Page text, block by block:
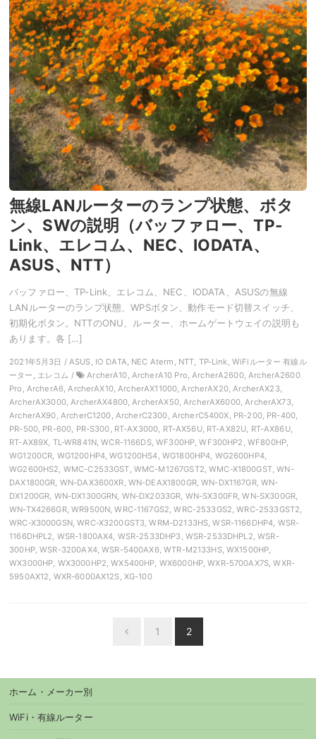
無線LANルーターのランプ状態、ボタ
ン、SWの説明（バッファロー、TP-
Link、エレコム、NEC、IODATA、
ASUS、NTT）
バッファロー、TP-Link、エレコム、NEC、IODATA、ASUSの無線
LANルーターのランプ状態、WPSボタン、動作モード切替スイッチ、
初期化ボタン。NTTのONU、ルーター、ホームゲートウェイの説明も
あります。各 […]
2021年5月3日 / ASUS, IO DATA, NEC Aterm, NTT, TP-Link, WiFiルーター 有線ル
ーター, エレコム /
ArcherA10, ArcherA10 Pro, ArcherA2600, ArcherA2600
Pro, ArcherA6, ArcherAX10, ArcherAX11000, ArcherAX20, ArcherAX23,
ArcherAX3000, ArcherAX4800, ArcherAX50, ArcherAX6000, ArcherAX73,
ArcherAX90, ArcherC1200, ArcherC2300, ArcherC5400X, PR-200, PR-400,
PR-500, PR-600, PR-S300, RT-AX3000, RT-AX56U, RT-AX82U, RT-AX86U,
RT-AX89X, TL-WR841N, WCR-1166DS, WF300HP, WF300HP2, WF800HP,
WG1200CR, WG1200HP4, WG1200HS4, WG1800HP4, WG2600HP4,
WG2600HS2, WMC-C2533GST, WMC-M1267GST2, WMC-X1800GST, WN-
DAX1800GR, WN-DAX3600XR, WN-DEAX1800GR, WN-DX1167GR, WN-
DX1200GR, WN-DX1300GRN, WN-DX2033GR, WN-SX300FR, WN-SX300GR,
WN-TX4266GR, WR9500N, WRC-1167GS2, WRC-2533GS2, WRC-2533GST2,
WRC-X3000GSN, WRC-X3200GST3, WRM-D2133HS, WSR-1166DHP4, WSR-
1166DHPL2, WSR-1800AX4, WSR-2533DHP3, WSR-2533DHPL2, WSR-
300HP, WSR-3200AX4, WSR-5400AX6, WTR-M2133HS, WX1500HP,
WX3000HP, WX3000HP2, WX5400HP, WX6000HP, WXR-5700AX7S, WXR-
5950AX12, WXR-6000AX12S, XG-100
ビ
Previous
1 2
ホーム・メーカー別
WiFi・有線ルーター